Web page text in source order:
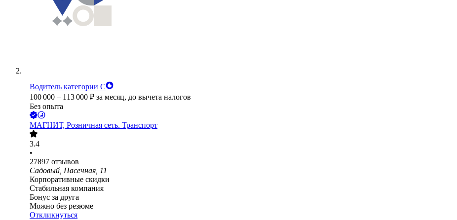
Водитель категории С
100 000 – 113 000 ₽ за месяц, до вычета налогов
Без опыта
МАГНИТ, Розничная сеть. Транспорт
3.4
•
27897 отзывов
Садовый, Пасечная, 11
Корпоративные скидки
Стабильная компания
Бонус за друга
Можно без резюме
Откликнуться